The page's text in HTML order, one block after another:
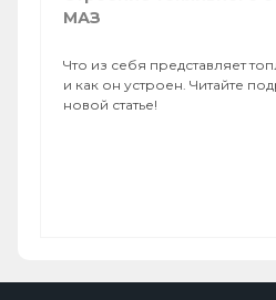
МАЗ
Что из себя представляет
и как он устроен. Читайте
новой статье!